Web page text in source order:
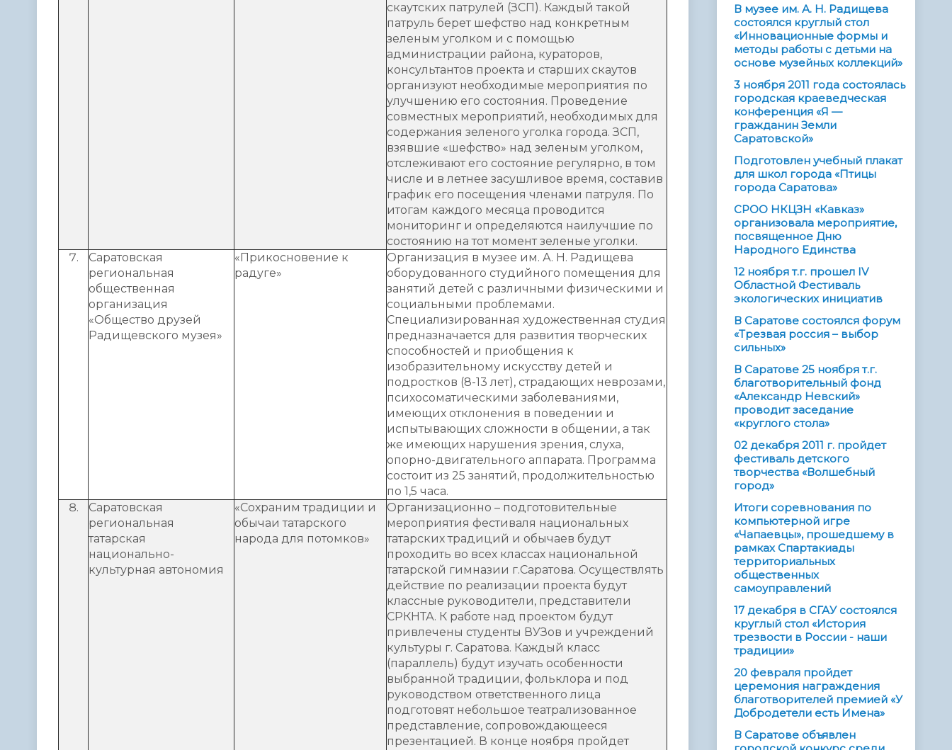
скаутских патрулей (ЗСП). Каждый такой
патруль берет шефство над конкретным
зеленым уголком и с помощью
администрации района, кураторов,
консультантов проекта и старших скаутов
организуют необходимые мероприятия по
улучшению его состояния. Проведение
совместных мероприятий, необходимых для
содержания зеленого уголка города. ЗСП,
взявшие «шефство» над зеленым уголком,
отслеживают его состояние регулярно, в том
числе и в летнее засушливое время, составив
график его посещения членами патруля. По
итогам каждого месяца проводится
мониторинг и определяются наилучшие по
состоянию на тот момент зеленые уголки.
Саратовская
региональная
общественная
организация
«Общество друзей
Радищевского музея»
«Прикосновение к
радуге»
Организация в музее им. А. Н. Радищева
оборудованного студийного помещения для
занятий детей с различными физическими и
социальными проблемами.
Специализированная художественная студия
предназначается для развития творческих
способностей и приобщения к
изобразительному искусству детей и
подростков (8-13 лет), страдающих неврозами,
психосоматическими заболеваниями,
имеющих отклонения в поведении и
испытывающих сложности в общении, а так
же имеющих нарушения зрения, слуха,
опорно-двигательного аппарата. Программа
состоит из 25 занятий, продолжительностью
по 1,5 часа.
Саратовская
региональная
татарская
национально-
культурная автономия
«Сохраним традиции и
обычаи татарского
народа для потомков»
Организационно – подготовительные
мероприятия фестиваля национальных
татарских традиций и обычаев будут
проходить во всех классах национальной
татарской гимназии г.Саратова. Осуществлять
действие по реализации проекта будут
классные руководители, представители
СРКНТА. К работе над проектом будут
привлечены студенты ВУЗов и учреждений
культуры г. Саратова. Каждый класс
(параллель) будут изучать особенности
выбранной традиции, фольклора и под
руководством ответственного лица
подготовят небольшое театрализованное
представление, сопровождающееся
презентацией. В конце ноября пройдет
В музее им. А. Н. Радищева
состоялся круглый стол
«Инновационные формы и
методы работы с детьми на
основе музейных коллекций»
3 ноября 2011 года состоялась
городская краеведческая
конференция «Я —
гражданин Земли
Саратовской»
Подготовлен учебный плакат
для школ города «Птицы
города Саратова»
СРОО НКЦЗН «Кавказ»
организовала мероприятие,
посвященное Дню
Народного Единства
12 ноября т.г. прошел IV
Областной Фестиваль
экологических инициатив
В Саратове состоялся форум
«Трезвая россия – выбор
сильных»
В Саратове 25 ноября т.г.
благотворительный фонд
«Александр Невский»
проводит заседание
«круглого стола»
02 декабря 2011 г. пройдет
фестиваль детского
творчества «Волшебный
город»
Итоги соревнования по
компьютерной игре
«Чапаевцы», прошедшему в
рамках Спартакиады
территориальных
общественных
самоуправлений
17 декабря в СГАУ состоялся
круглый стол «История
трезвости в России - наши
традиции»
20 февраля пройдет
церемония награждения
благотворителей премией «У
Добродетели есть Имена»
В Саратове объявлен